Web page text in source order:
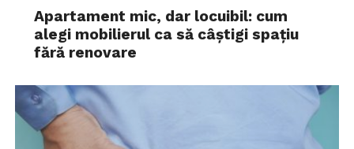
Apartament mic, dar locuibil: cum
alegi mobilierul ca să câștigi spațiu
fără renovare